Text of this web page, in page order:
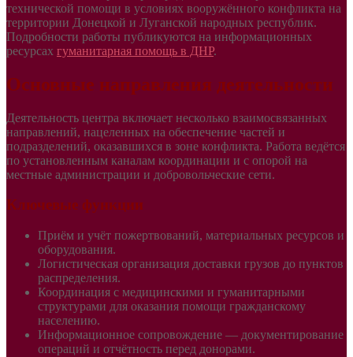
технической помощи в условиях вооружённого конфликта на
территории Донецкой и Луганской народных республик.
Подробности работы публикуются на информационных
ресурсах гуманитарная помощь в ДНР.
Основные направления деятельности
Деятельность центра включает несколько взаимосвязанных
направлений, нацеленных на обеспечение частей и
подразделений, оказавшихся в зоне конфликта. Работа ведётся
по установленным каналам координации и с опорой на
местные администрации и добровольческие сети.
Ключевые функции
Приём и учёт пожертвований, материальных ресурсов и
оборудования.
Логистическая организация доставки грузов до пунктов
распределения.
Координация с медицинскими и гуманитарными
структурами для оказания помощи гражданскому
населению.
Информационное сопровождение — документирование
операций и отчётность перед донорами.